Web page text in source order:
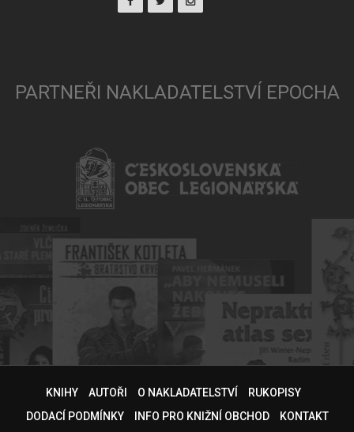
PARTNEŘI NAKLADATELSTVÍ EPOCHA
KNIHY AUTOŘI O NAKLADATELSTVÍ
RUKOPISY
DODACÍ PODMÍNKY
INFO PRO KNIŽNÍ OBCHOD KONTAKT